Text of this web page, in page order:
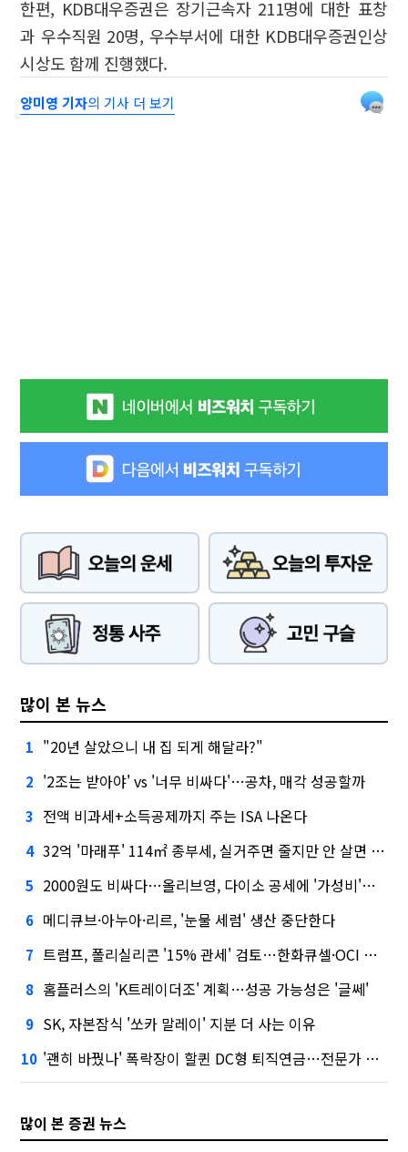
한편, KDB대우증권은 장기근속자 211명에 대한 표창
과 우수직원 20명, 우수부서에 대한 KDB대우증권인상
시상도 함께 진행했다.
양미영 기자의 기사 더 보기
많이 본 뉴스
1 "20년 살았으니 내 집 되게 해달라?"
2 '2조는 받아야' vs '너무 비싸다'…공차, 매각 성공할까
3 전액 비과세+소득공제까지 주는 ISA 나온다
4 32억 '마래푸' 114㎡ 종부세, 실거주면 줄지만 안 살면 2.5배
5 2000원도 비싸다…올리브영, 다이소 공세에 '가성비'로 맞불
6 메디큐브·아누아·리르, '눈물 세럼' 생산 중단한다
7 트럼프, 폴리실리콘 '15% 관세' 검토…한화큐셀·OCI 영향은?
8 홈플러스의 'K트레이더조' 계획…성공 가능성은 '글쎄'
9 SK, 자본잠식 '쏘카 말레이' 지분 더 사는 이유
10 '괜히 바꿨나' 폭락장이 할퀸 DC형 퇴직연금…전문가 조언은
많이 본 증권 뉴스